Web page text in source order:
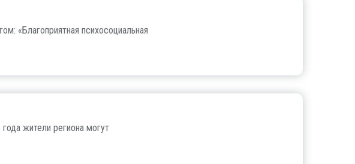
«Благоприятная психосоциальная
жители региона могут